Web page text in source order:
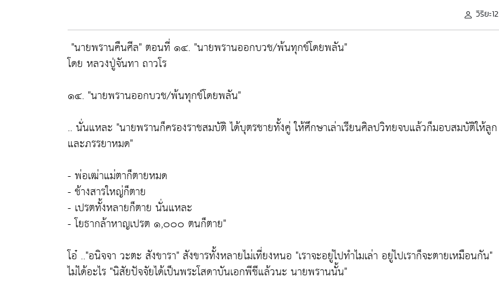
วิริยะ12
"นายพรานคืนศีล" ตอนที่ ๑๔. "นายพรานออกบวช/พ้นทุกข์โดยพลัน"
โดย หลวงปู่จันทา ถาวโร
๑๔. "นายพรานออกบวช/พ้นทุกข์โดยพลัน"
.. นั่นแหละ "นายพรานก็ครองราชสมบัติ ได้บุตรชายทั้งคู่ ให้ศึกษาเล่าเรียนศิลปวิทยจบแล้วก็มอบสมบัติให้ลูก
และภรรยาหมด"
- พ่อเฒ่าแม่ตาก็ตายหมด
- ช้างสารใหญ่ก็ตาย
- เปรตทั้งหลายก็ตาย นั่นแหละ
- โยธากล้าหาญเปรต ๑,๐๐๐ ตนก็ตาย"
โอ๋ .."อนิจจา วะตะ สังขารา"สังขารทั้งหลายไม่เที่ยงหนอ "เราจะอยู่ไปทำไมเล่า อยู่ไปเราก็จะตายเหมือนกัน"
ไม่ได้อะไร "นิสัยปัจจัยได้เป็นพระโสดาบันเอกพีชีแล้วนะ นายพรานนั้น"